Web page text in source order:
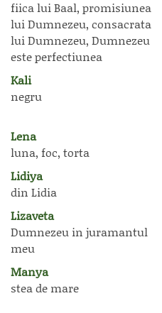
fiica lui Baal, promisiunea
lui Dumnezeu, consacrata
lui Dumnezeu, Dumnezeu
este perfectiunea
Kali
negru
Lena
luna, foc, torta
Lidiya
din Lidia
Lizaveta
Dumnezeu in juramantul
meu
Manya
stea de mare